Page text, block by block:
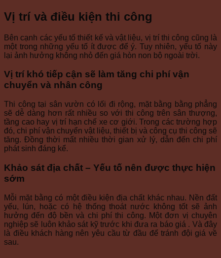
Vị trí và điều kiện thi công
Bên cạnh các yếu tố thiết kế và vật liệu, vị trí thi công cũng là
một trong những yếu tố ít được để ý. Tuy nhiên, yếu tố này
lại ảnh hưởng không nhỏ đến giá hòn non bộ ngoài trời.
Vị trí khó tiếp cận sẽ làm tăng chi phí vận
chuyển và nhân công
Thi công tại sân vườn có lối đi rộng, mặt bằng bằng phẳng
sẽ dễ dàng hơn rất nhiều so với thi công trên sân thượng,
tầng cao hay vị trí hạn chế xe cơ giới. Trong các trường hợp
đó, chi phí vận chuyển vật liệu, thiết bị và công cụ thi công sẽ
tăng. Đồng thời mất nhiều thời gian xử lý, dẫn đến chi phí
phát sinh đáng kể.
Khảo sát địa chất – Yếu tố nên được thực hiện
sớm
Mỗi mặt bằng có một điều kiện địa chất khác nhau. Nền đất
yếu, lún, hoặc có hệ thống thoát nước không tốt sẽ ảnh
hưởng đến độ bền và chi phí thi công. Một đơn vị chuyên
nghiệp sẽ luôn khảo sát kỹ trước khi đưa ra báo giá . Và đây
là điều khách hàng nên yêu cầu từ đầu để tránh đội giá về
sau.